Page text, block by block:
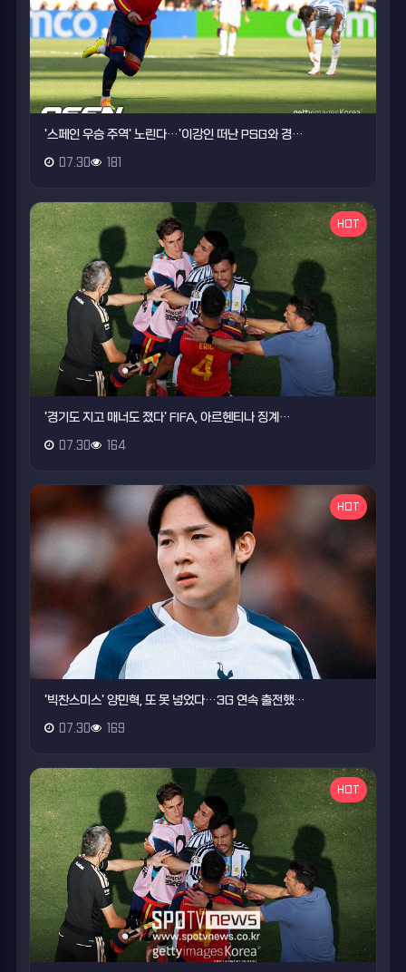
'스페인 우승 주역' 노린다…'이강인 떠난 PSG와 경…
07.30 181
HOT
'경기도 지고 매너도 졌다' FIFA, 아르헨티나 징계…
07.30 164
HOT
'빅찬스미스' 양민혁, 또 못 넣었다…3G 연속 출전했…
07.30 169
HOT